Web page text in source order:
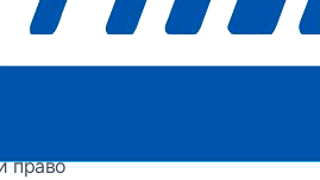
право